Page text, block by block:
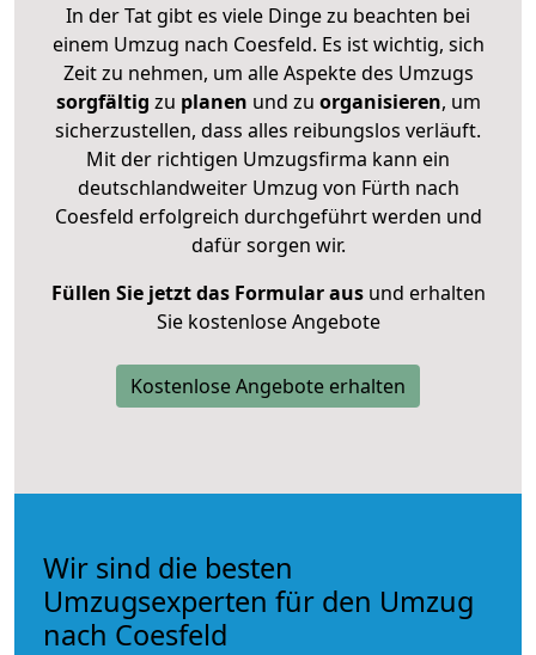
In der Tat gibt es viele Dinge zu beachten bei
einem Umzug nach Coesfeld. Es ist wichtig, sich
Zeit zu nehmen, um alle Aspekte des Umzugs
sorgfältig zu planen und zu organisieren, um
sicherzustellen, dass alles reibungslos verläuft.
Mit der richtigen Umzugsfirma kann ein
deutschlandweiter Umzug von Fürth nach
Coesfeld erfolgreich durchgeführt werden und
dafür sorgen wir.
Füllen Sie jetzt das Formular ausund erhalten
Sie kostenlose Angebote
Kostenlose Angebote erhalten
Wir sind die besten
Umzugsexperten für den Umzug
nach Coesfeld